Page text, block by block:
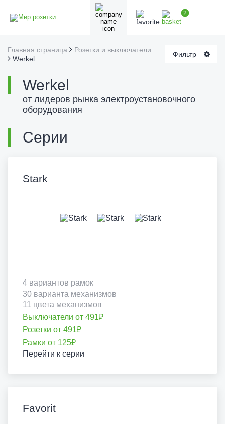
2
Главная страница
Розетки и выключатели
Werkel
Фильтр
Werkel
от лидеров рынка электроустановочного
оборудования
Серии
Stark
4 вариантов рамок
30 варианта механизмов
11 цвета механизмов
Выключатели от 491₽
Розетки от 491₽
Рамки от 125₽
Перейти к серии
Favorit